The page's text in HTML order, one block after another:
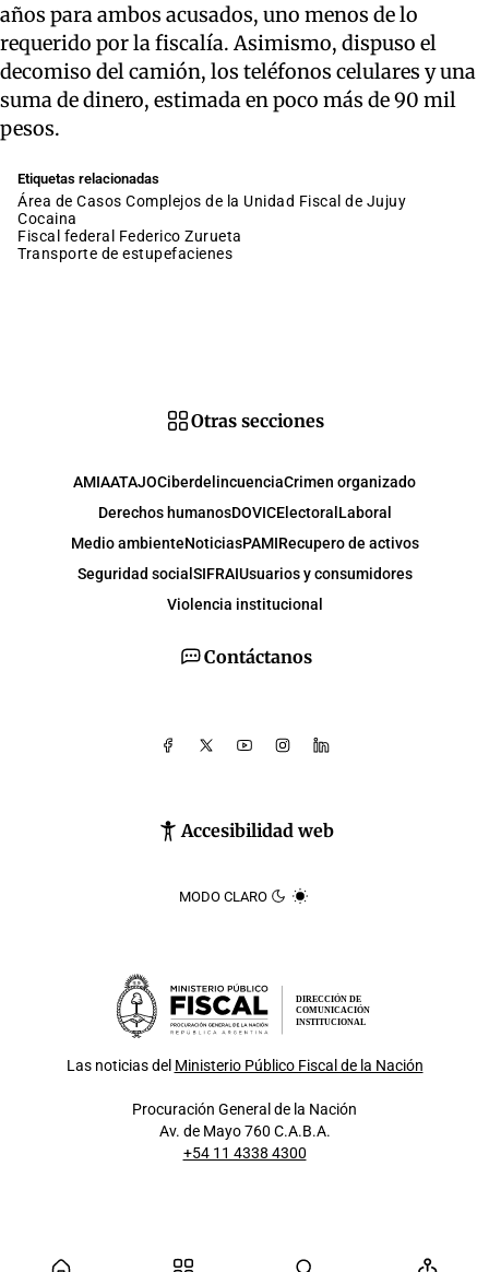
años para ambos acusados, uno menos de lo
requerido por la fiscalía. Asimismo, dispuso el
decomiso del camión, los teléfonos celulares y una
suma de dinero, estimada en poco más de 90 mil
pesos.
Etiquetas relacionadas
Área de Casos Complejos de la Unidad Fiscal de Jujuy
cocaina
fiscal federal Federico Zurueta
transporte de estupefacienes
Contáctanos
Accesibilidad web
MODO CLARO
Otras secciones
AMIAATAJOCiberdelincuenciaCrimen organizado
Derechos humanosDOVICElectoral Laboral
Medio ambienteNoticiasPAMIRecupero de activos
Seguridad social SIFRAIUsuarios y consumidores
Violencia institucional
DIRECCIÓN DE
COMUNICACIÓN
INSTITUCIONAL
Las noticias del Ministerio Público Fiscal de la Nación
Procuración General de la Nación
Av. de Mayo 760 C.A.B.A.
+54 11 4338 4300